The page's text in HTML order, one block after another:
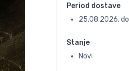
Period dostave
25.08.2026. do
Stanje
Novi